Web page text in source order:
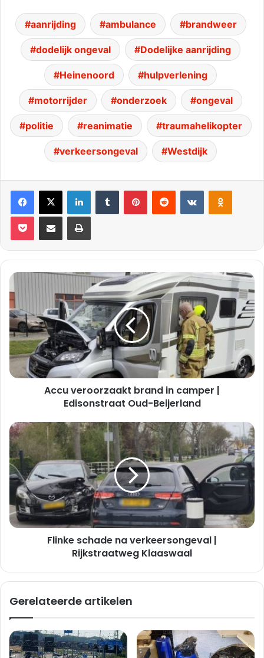
aanrijding ambulance brandweer
dodelijk ongeval Dodelijke aanrijding
Heinenoord hulpverlening
motorrijder onderzoek ongeval
politie reanimatie traumahelikopter
verkeersongeval Westdijk
Facebook
X LinkedInTumblr PinterestReddit VKontakteOdnoklassniki
Pocket Deel via E-mail Print
Accu
veroorzaakt
brand
in
camper
|
Edisonstraat
Beijerland
Accu veroorzaakt brand in camper |
Edisonstraat Oud-Beijerland
Flinke
schade
na
verkeersongeval
|
Rijkstraatweg
Klaaswaal
Flinke schade na verkeersongeval |
Rijkstraatweg Klaaswaal
Gerelateerde artikelen